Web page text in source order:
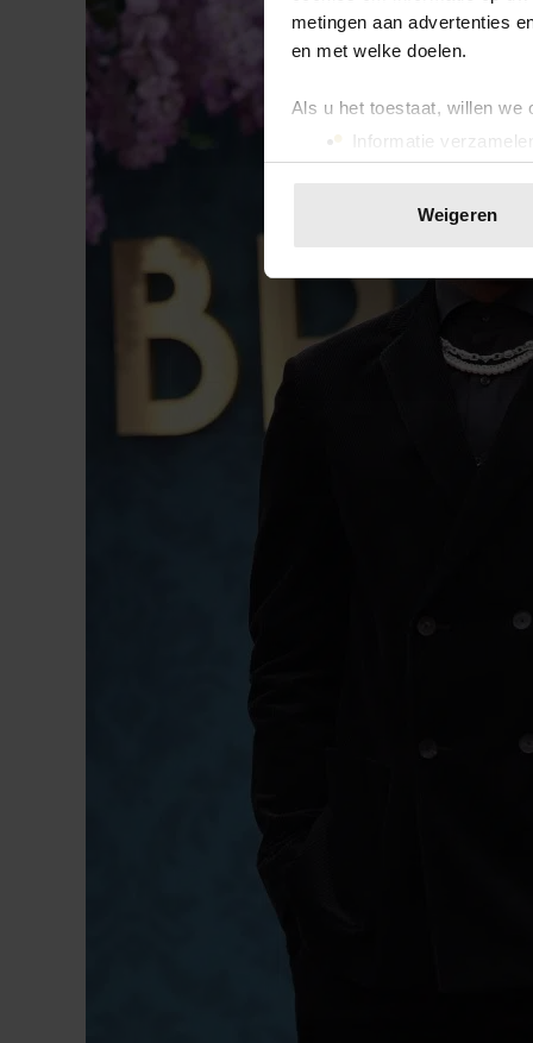
metingen aan advertenties
en met welke doelen.
Als u het toestaat, willen we
Informatie
Uw apparaat
toestemming op elk
We gebruiken cookies om
websiteverkeer te
media, adverteren en
verstrekt of die ze hebben
Weigeren